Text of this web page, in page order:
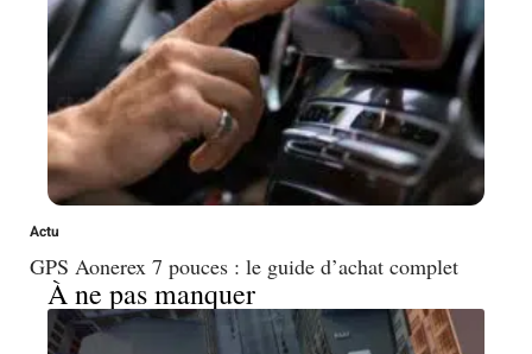
Actu
GPS Aonerex 7 pouces : le guide d’achat complet
À ne pas manquer